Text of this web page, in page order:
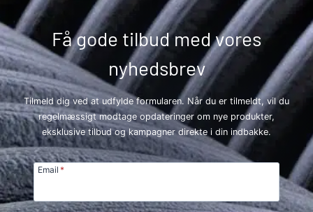
Få gode tilbud med vores
nyhedsbrev
Tilmeld dig ved at udfylde formularen. Når du er tilmeldt, vil du
regelmæssigt modtage opdateringer om nye produkter,
eksklusive tilbud og kampagner direkte i din indbakke.
Email *